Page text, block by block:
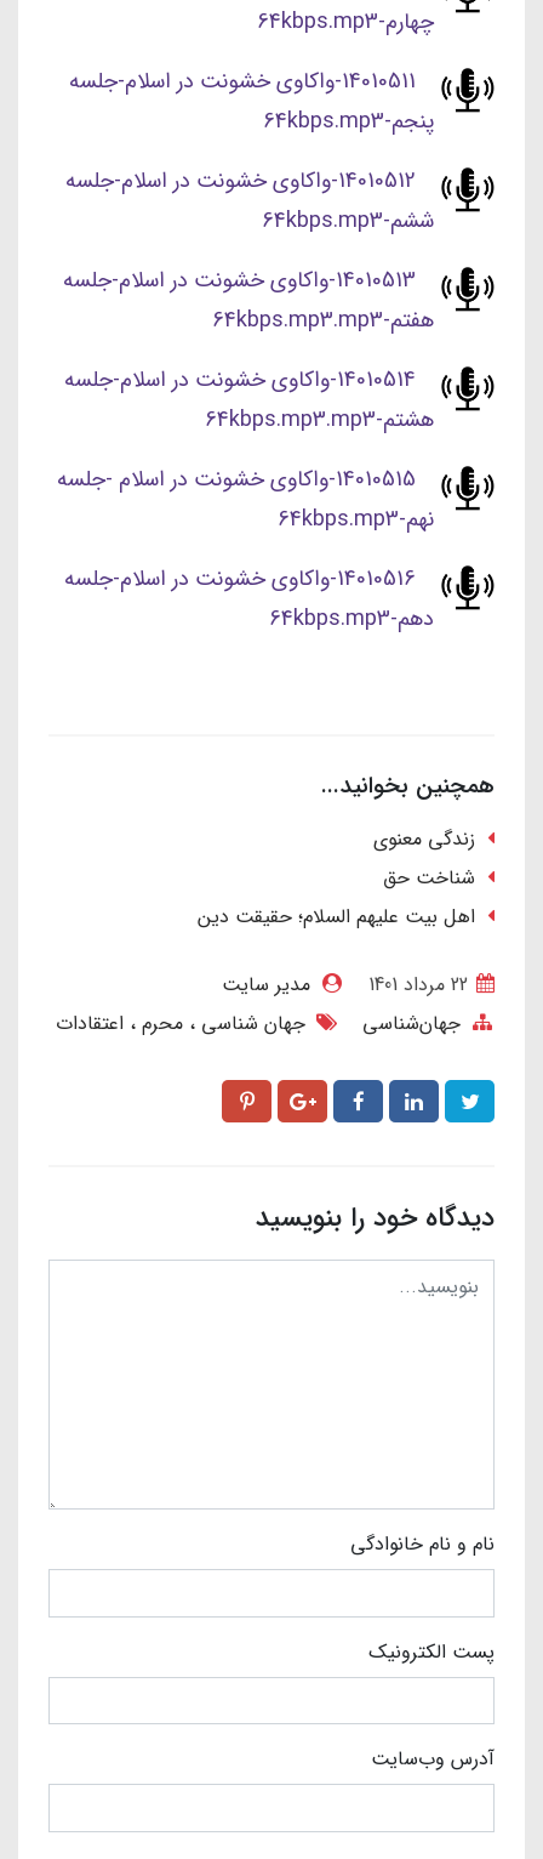
چهارم-64kbps.mp3
14010511-واکاوی خشونت در اسلام-جلسه
پنجم-64kbps.mp3
14010512-واکاوی خشونت در اسلام-جلسه
ششم-64kbps.mp3
14010513-واکاوی خشونت در اسلام-جلسه
هفتم-64kbps.mp3.mp3
14010514-واکاوی خشونت در اسلام-جلسه
هشتم-64kbps.mp3.mp3
14010515-واکاوی خشونت در اسلام -جلسه
نهم-64kbps.mp3
14010516-واکاوی خشونت در اسلام-جلسه
دهم-64kbps.mp3
همچنین بخوانید...
زندگی معنوی
شناخت حق
اهل بیت علیهم السلام؛ حقیقت دین
مدیر سایت
جهان‌شناسی
جهان شناسی محرم اعتقادات
دیدگاه خود را بنویسید
نام و نام خانوادگی
پست الکترونیک
آدرس وب‌سایت